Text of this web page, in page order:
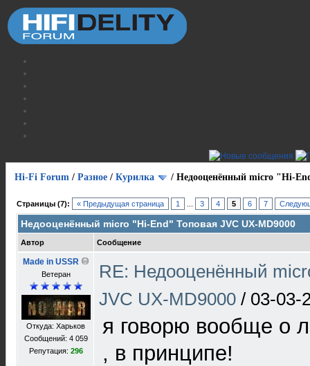
Hi-Fi Forum / Разное / Курилка / Недооценённый micro "Hi-
Страницы (7): « Предыдущая страница 1 3 4 5 6 7
Недооценённый micro "Hi-End" Топовая JVC UX-MD9000
Автор Сообщение
Made in USSR
Ветеран
Откуда: Харьков
Сообщений: 4 059
Репутация: 296
RE: Недооценённый
JVC UX-MD9000 / 03-03-
я говорю вообще о
, в принципе!